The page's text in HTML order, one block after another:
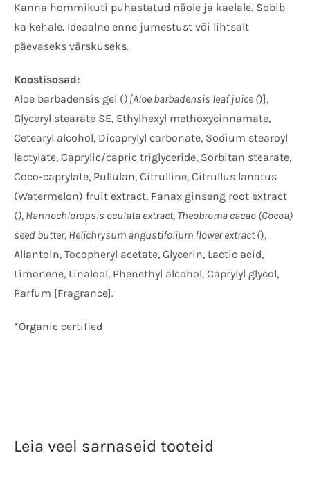
Kanna hommikuti puhastatud näole ja kaelale. Sobib
ka kehale. Ideaalne enne jumestust või lihtsalt
päevaseks värskuseks.
Koostisosad:
Aloe barbadensis gel () [Aloe barbadensis leaf juice ()],
Glyceryl stearate SE, Ethylhexyl methoxycinnamate,
Cetearyl alcohol, Dicaprylyl carbonate, Sodium stearoyl
lactylate, Caprylic/capric triglyceride, Sorbitan stearate,
Coco-caprylate, Pullulan, Citrulline, Citrullus lanatus
(Watermelon) fruit extract, Panax ginseng root extract
(), Nannochloropsis oculata extract, Theobroma cacao (Cocoa)
seed butter, Helichrysum angustifolium flower extract (),
Allantoin, Tocopheryl acetate, Glycerin, Lactic acid,
Limonene, Linalool, Phenethyl alcohol, Caprylyl glycol,
Parfum [Fragrance].
*Organic certified
Leia veel sarnaseid tooteid